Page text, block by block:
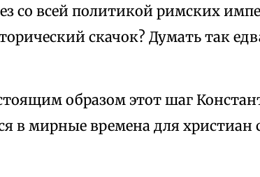
со всей политикой римских
скачок? Думать так
образом этот шаг
в мирные времена для христиан